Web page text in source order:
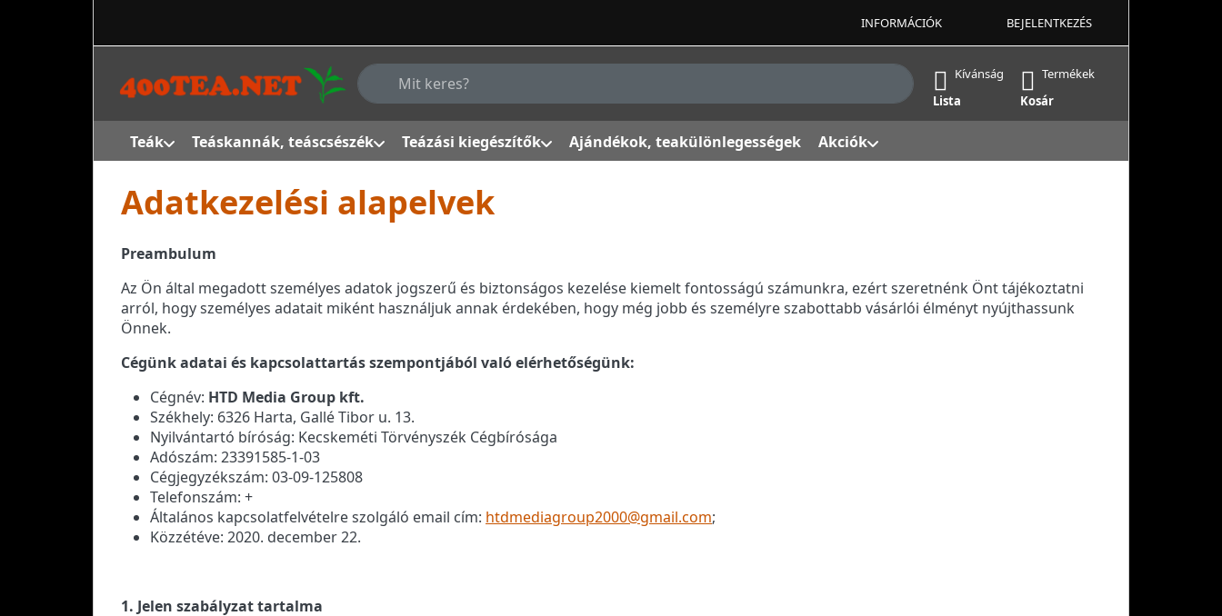
INFORMÁCIÓK BEJELENTKEZÉS
Adja meg a keresőszót. Az első találatok automatikusan megjelennek, amint beírja őket. Nyomja meg az Enter billentyűt az
Kívánság
Lista
Termékek
Kosár
Teák Teáskannák, teáscsészék Teázási kiegészítők Ajándékok, teakülönlegességek Akciók
Adatkezelési alapelvek
Preambulum
Az Ön által megadott személyes adatok jogszerű és biztonságos kezelése kiemelt fontosságú számunkra, ezért szeretnénk Önt tájékoztatni
arról, hogy személyes adatait miként használjuk annak érdekében, hogy még jobb és személyre szabottabb vásárlói élményt nyújthassunk
Önnek.
Cégünk adatai és kapcsolattartás szempontjából való elérhetőségünk:
Cégnév: HTD Media Group kft.
Székhely: 6326 Harta, Gallé Tibor u. 13.
Nyilvántartó bíróság: Kecskeméti Törvényszék Cégbírósága
Adószám: 23391585-1-03
Cégjegyzékszám: 03-09-125808
Telefonszám: +
Általános kapcsolatfelvételre szolgáló email cím: htdmediagroup2000@gmail.com;
Közzétéve: 2020. december 22.
1. Jelen szabályzat tartalma